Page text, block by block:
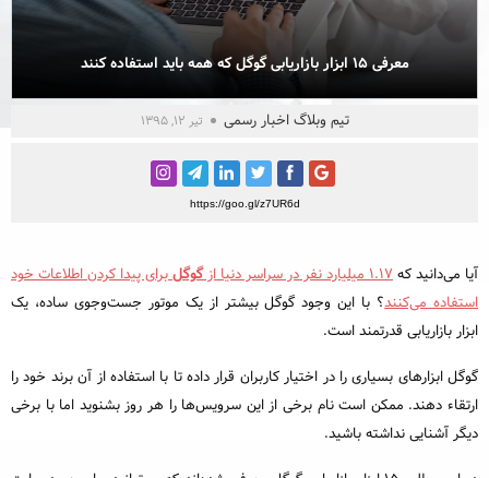
روابط عمومی
آنلاین مارکتینگ
برندسازی
رپورتاژ آگهی
محبوب‌ترین
داغ‌ترین
معرفی ۱۵ ابزار بازاریابی گوگل که همه باید استفاده کنند
تیم وبلاگ اخبار رسمی تیر ۱۲, ۱۳۹۵
https://goo.gl/z7UR6d
آیا می‌دانید که۱.۱۷ میلیارد نفر در سراسر دنیا از گوگلبرای پیدا کردن اطلاعات خود
استفاده می‌کنند؟ با این وجود گوگل بیشتر از یک موتور جست‌وجوی ساده، یک
ابزار بازاریابی قدرتمند است.
گوگل ابزارهای بسیاری را در اختیار کاربران قرار داده تا با استفاده از آن برند خود را
ارتقاء دهند. ممکن است نام برخی از این سرویس‌ها را هر روز بشنوید اما با برخی
دیگر آشنایی نداشته باشید.